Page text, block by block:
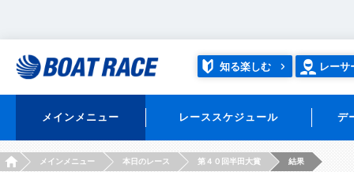
知る楽しむ レーサ
メインメニュー レーススケジュール デ
HOMEメインメニュー 本日のレース 第４０回半田大賞 結果